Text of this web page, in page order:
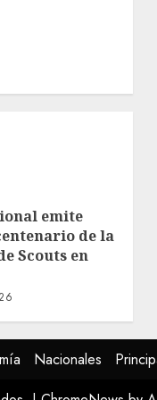
emite
de la
Scouts en
Nacionales